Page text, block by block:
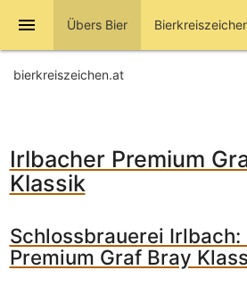
menu Übers Bier
bierkreiszeichen.at
Irlbacher Premium
Klassik
Schlossbrauerei
Premium Graf Bray